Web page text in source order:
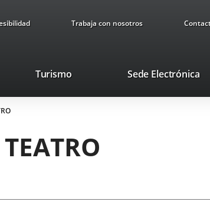
Trabaja con nosotros
TurismoEste
se
una
ventana
Sede Electrónica